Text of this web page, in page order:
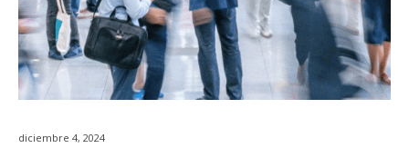
diciembre 4, 2024